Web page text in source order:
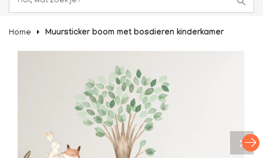
Home Muursticker boom met bosdieren kinderkamer